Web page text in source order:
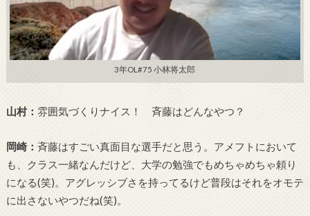
3年OL#75 小林将太郎
山村： 雰囲気づくりナイス！ 斉藤はどんなやつ？
岡崎： 斉藤はすごい真面目な選手だと思う。アメフトにおいて
も、クラス一緒なんだけど、大学の勉強でもめちゃめちゃ頼り
になる(笑)。アグレッシブさを持ってるけど普段はそれをオモテ
に出さないやつだね(笑)。